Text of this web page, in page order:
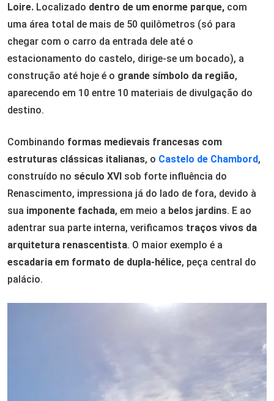
Loire. Localizado dentro de um enorme parque, com
uma área total de mais de 50 quilômetros (só para
chegar com o carro da entrada dele até o
estacionamento do castelo, dirige-se um bocado), a
construção até hoje é o grande símbolo da região,
aparecendo em 10 entre 10 materiais de divulgação do
destino.
Combinando formas medievais francesas com
estruturas clássicas italianas, o Castelo de Chambord,
construído no século XVI sob forte influência do
Renascimento, impressiona já do lado de fora, devido à
sua imponente fachada, em meio a belos jardins. E ao
adentrar sua parte interna, verificamos traços vivos da
arquitetura renascentista. O maior exemplo é a
escadaria em formato de dupla-hélice, peça central do
palácio.